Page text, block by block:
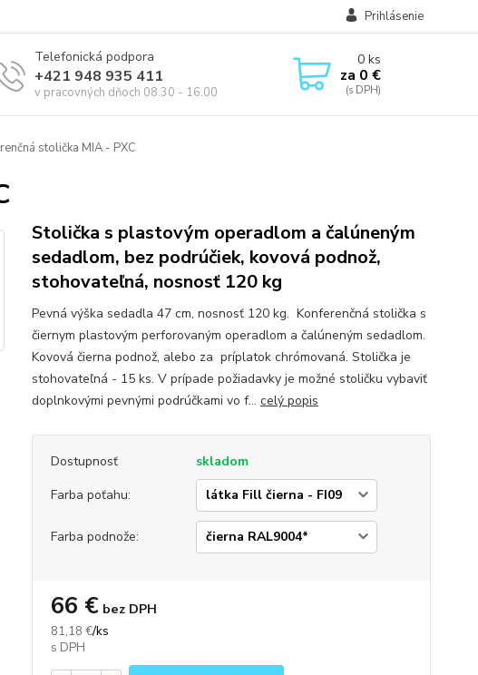
Prihlásenie
Telefonická podpora
+421 948 935 411
v pracovných dňoch 08.30 - 16.00
0ks
za 0 €
stolička MIA - PXC
Stolička s plastovým operadlom a čalúneným
sedadlom, bez podrúčiek, kovová podnož,
stohovateľná, nosnosť 120 kg
Pevná výška sedadla 47 cm, nosnosť 120 kg. Konferenčná stolička s
čiernym plastovým perforovaným operadlom a čalúneným sedadlom.
Kovová čierna podnož, alebo za príplatok chrómovaná. Stolička je
stohovateľná - 15 ks. V prípade požiadavky je možné stoličku vybaviť
doplnkovými pevnými podrúčkami vo f... celý popis
Dostupnosť
skladom
Farba poťahu:
Farba podnože:
81,18 €/ks
66 € bez DPH